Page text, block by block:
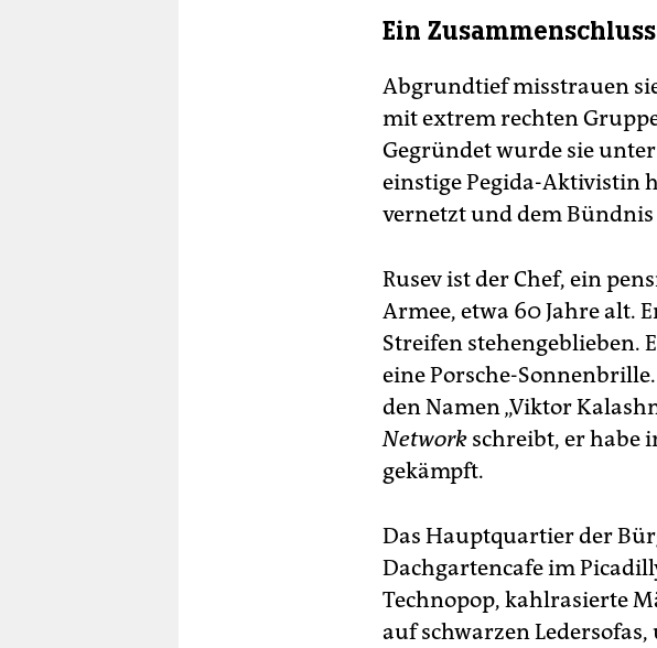
Ein
Abgrundtief misstrauen
mit extrem rechten
Gegründet wurde sie
einstige Pegida-Aktivistin
vernetzt und dem Bündnis
Rusev ist der Chef, ein
Armee, etwa 60 Jahre alt.
Streifen stehengeblieben.
eine Porsche-
den Namen „Viktor
Network schreibt, er habe
gekämpft.
Das Hauptquartier der
Dachgartencafe im
Technopop, kahlrasierte
auf schwarzen